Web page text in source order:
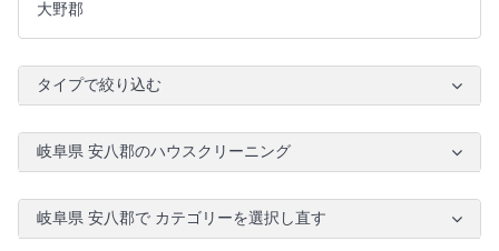
大野郡
タイプで絞り込む
岐阜県 安八郡のハウスクリーニング
岐阜県 安八郡で カテゴリーを選択し直す